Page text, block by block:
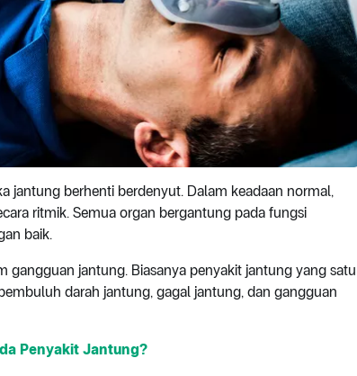
jantung berhenti berdenyut. Dalam keadaan normal,
ritmik. Semua organ bergantung pada fungsi
baik.
gangguan jantung. Biasanya penyakit jantung yang satu
darah jantung, gagal jantung, dan gangguan
Penyakit Jantung?